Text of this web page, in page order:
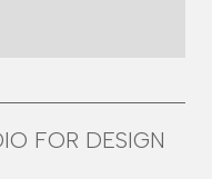
FOR DESIGN